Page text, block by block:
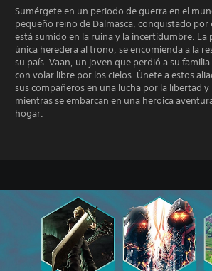
Sumérgete en un periodo de guerra en el
pequeño reino de Dalmasca, conquistado por
está sumido en la ruina y la incertidumbre. La
única heredera al trono, se encomienda a la
su país. Vaan, un joven que perdió a su
con volar libre por los cielos. Únete a estos
sus compañeros en una lucha por la libertad y
mientras se embarcan en una heroica
hogar.